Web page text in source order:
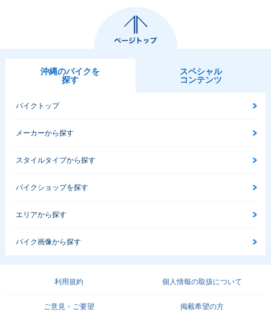
沖縄のバイクを
探す
スペシャル
コンテンツ
バイクトップ
メーカーから探す
スタイルタイプから探す
バイクショップを探す
エリアから探す
バイク画像から探す
利用規約 個人情報の取扱について
ご意見・ご要望 掲載希望の方